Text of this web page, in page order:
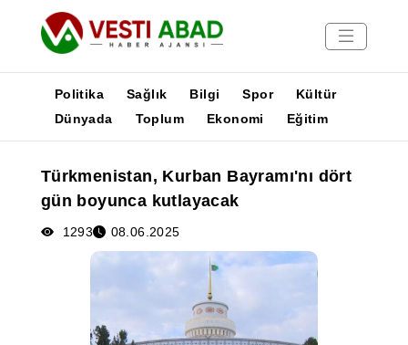
Yayınlar
Medya
Poster
Politika Sağlık Bilgi Spor
Kültür
Dünyada
Toplum Ekonomi Eğitim
Türkmenistan, Kurban Bayramı'nı dört
gün boyunca kutlayacak
1293 08.06.2025